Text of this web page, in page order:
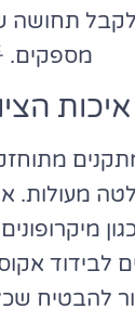
תחושה
מספקים.
מעולות.
לבידוד
להבטיח